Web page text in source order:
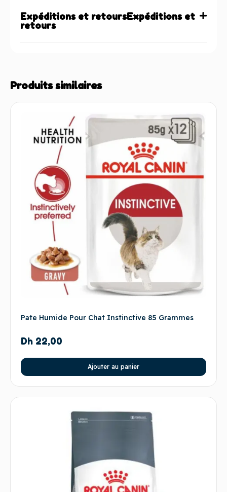
Expéditions et retoursExpéditions et
retours
Produits similaires
Pate Humide Pour Chat Instinctive 85 Grammes
Dh 22,00
Ajouter au panier